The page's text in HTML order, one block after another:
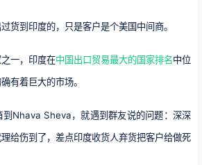
货到印度的，只是客户是个美国中间商。
一，印度在中国出口贸易最大的国家排名中位
有着巨大的市场。
到Nhava Sheva，就遇到群友说的问题：深深
给伤到了，差点印度收货人弃货把客户给做死